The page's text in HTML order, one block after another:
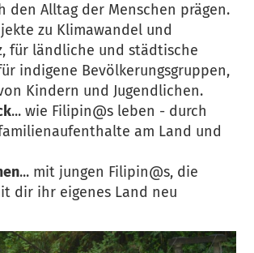
den Alltag der Menschen prägen.
zu Klimawandel und
für ländliche und städtische
indigene Bevölkerungsgruppen,
Kindern und Jugendlichen.
... wie Filipin@s leben - durch
am Land und
... mit jungen Filipin@s, die
dir ihr eigenes Land neu